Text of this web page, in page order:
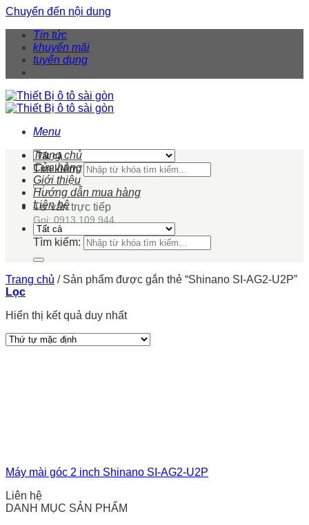
Chuyển đến nội dung
Tin tức
khuyến mãi
tuyển dụng
Menu
Tìm kiếm:
Tư vấn trực tiếp
Gọi: 0913 109 944
Trang chủ
Cửa hàng
Giới thiệu
Hướng dẫn mua hàng
Liên hệ
Tìm kiếm:
Trang chủ /Sản phẩm được gắn thẻ “Shinano SI-AG2-U2P”
Lọc
Hiển thị kết quả duy nhất
Máy mài góc 2 inch Shinano SI-AG2-U2P
Liên hệ
DANH MỤC SẢN PHẨM